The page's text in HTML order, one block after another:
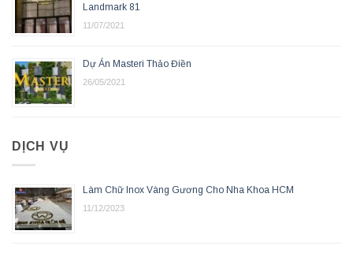
Landmark 81
11/07/2021
Dự Án Masteri Thảo Điền
26/05/2021
DỊCH VỤ
Làm Chữ Inox Vàng Gương Cho Nha Khoa HCM
11/12/2023